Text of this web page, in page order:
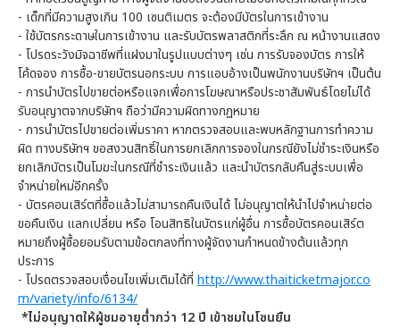
- เด็กที่มีความสูงเกิน 100 เซนติเมตร จะต้องมีบัตรในการเข้างาน
- ใช้บัตรกระดาษในการเข้างาน และรับบัตรพลาสติกที่ระลึก ณ หน้างานแสดง
- โปรดระวังมิจฉาชีพที่แฝงมาในรูปแบบต่างๆ เช่น การรับจองบัตร การให้
โค้ดจอง การซื้อ-ขายบัตรนอกระบบ การแอบอ้างเป็นพนักงานบริษัทฯ เป็นต้น
- การนำบัตรไปขายต่อหรือแจกเพื่อการโฆษณาหรือประชาสัมพันธ์โดยไม่ได้
รับอนุญาตจากบริษัทฯ ถือว่ามีความผิดทางกฏหมาย
- การนำบัตรไปขายต่อเพิ่มราคา หากตรวจสอบและพบหลักฐานการทำความ
ผิด ทางบริษัทฯ ขอสงวนสิทธิ์ในการยกเลิกการจองในกรณียังไม่ชำระเงินหรือ
ยกเลิกบัตรเป็นโมฆะในกรณีที่ชำระเงินแล้ว และนำบัตรกลับคืนสู่ระบบเพื่อ
จำหน่ายใหม่อีกครั้ง
- บัตรคอนเสิร์ตที่ซื้อแล้วไม่สามารถคืนเงินได้ ไม่อนุญาตให้นำไปจำหน่ายต่อ
ขอคืนเงิน แลกเปลี่ยน หรือ โอนสิทธิในบัตรแก่ผู้อื่น การซื้อบัตรคอนเสิร์ต
หมายถึงผู้ซื้อยอมรับตามข้อตกลงที่ทางผู้จัดงานกำหนดข้างต้นแล้วทุก
ประการ
- โปรดตรวจสอบเงื่อนไขเพิ่มเติมได้ที่ http://www.thaiticketmajor.co
m/variety/info/6134/
*ไม่อนุญาตให้ผู้ชมอายุต่ำกว่า 12ปี เข้าชมในโซนยืน